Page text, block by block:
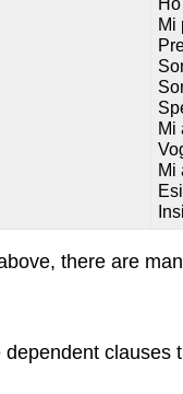
Mi
Mi
Mi
there are
clauses